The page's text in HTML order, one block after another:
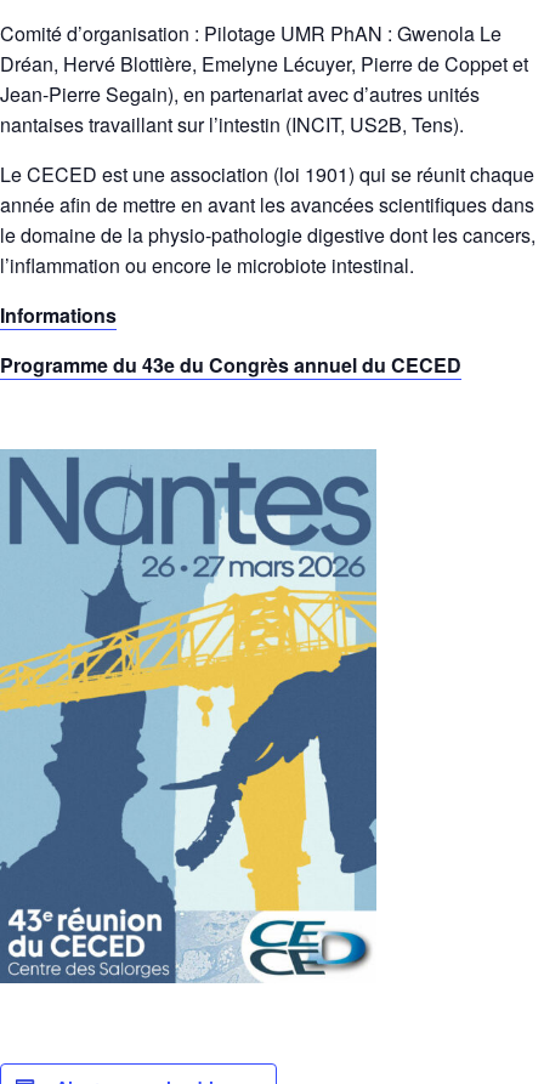
Comité d’organisation : Pilotage UMR PhAN : Gwenola Le
Dréan, Hervé Blottière, Emelyne Lécuyer, Pierre de Coppet et
Jean-Pierre Segain), en partenariat avec d’autres unités
nantaises travaillant sur l’intestin (INCIT, US2B, Tens).
Le CECED est une association (loi 1901) qui se réunit chaque
année afin de mettre en avant les avancées scientifiques dans
le domaine de la physio-pathologie digestive dont les cancers,
l’inflammation ou encore le microbiote intestinal.
Informations
Programme du 43e du Congrès annuel du CECED